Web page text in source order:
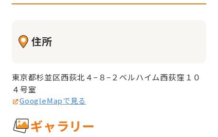
住所
東京都杉並区西荻北４−８−２ベルハイム西荻窪１０
４号室
GoogleMapで見る
ギャラリー